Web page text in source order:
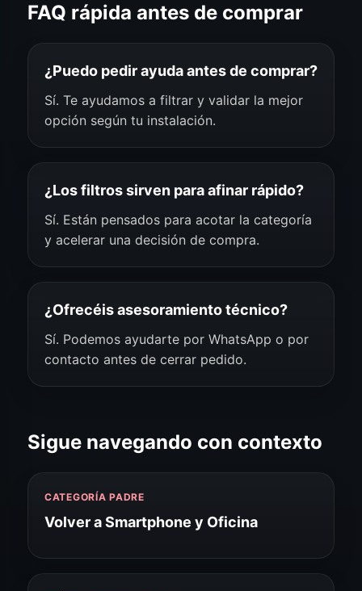
FAQ rápida antes de comprar
¿Puedo pedir ayuda antes de comprar?
Sí. Te ayudamos a filtrar y validar la mejor
opción según tu instalación.
¿Los filtros sirven para afinar rápido?
Sí. Están pensados para acotar la categoría
y acelerar una decisión de compra.
¿Ofrecéis asesoramiento técnico?
Sí. Podemos ayudarte por WhatsApp o por
contacto antes de cerrar pedido.
Sigue navegando con contexto
CATEGORÍA PADRE
Volver a Smartphone y Oficina